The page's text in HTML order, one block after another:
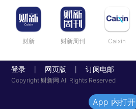
财新 财新周刊 Caixin
登录 网页版 订阅电邮
Copyright 财新网 All Rights Reserved
App 内打开